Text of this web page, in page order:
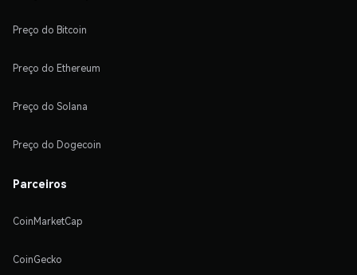
Preço do Bitcoin
Preço do Ethereum
Preço do Solana
Preço do Dogecoin
Parceiros
CoinMarketCap
CoinGecko